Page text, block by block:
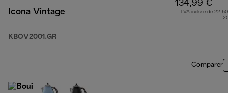
Icona Vintage
KBOV2001.GR
134,99 €
TVA incluse de
Comparer